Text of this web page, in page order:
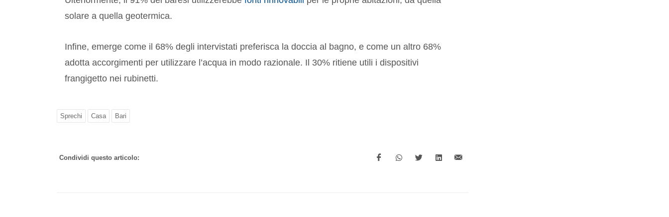
solare a quella geotermica.
Infine, emerge come il 68% degli intervistati preferisca la doccia al bagno, e come un altro 68%
adotta accorgimenti per utilizzare l’acqua in modo razionale. Il 30% ritiene utili i dispositivi
frangigetto nei rubinetti.
Sprechi Casa Bari
Condividi questo articolo: